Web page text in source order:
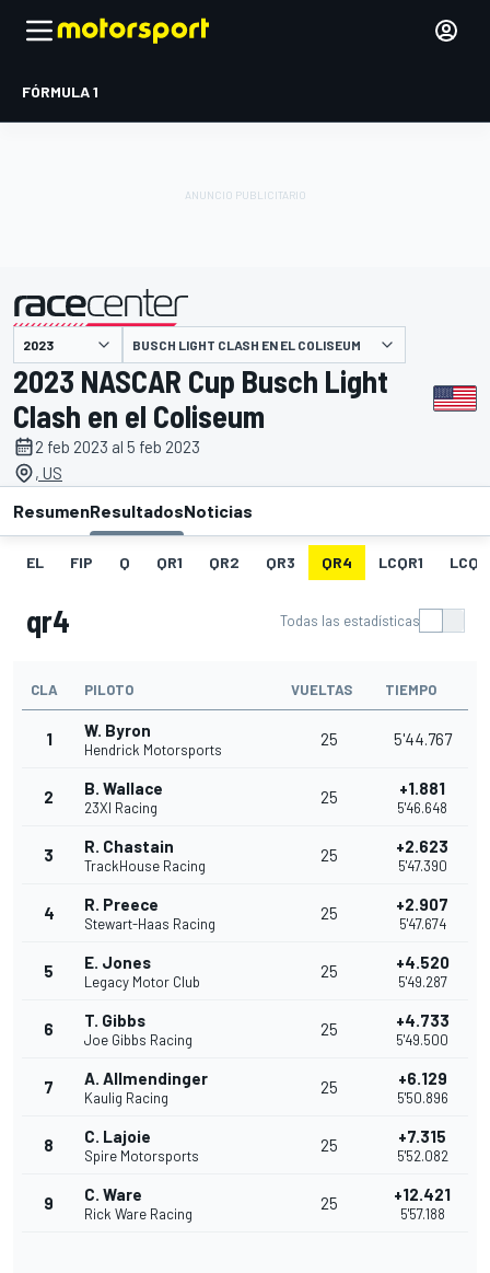
FÓRMULA 1
presentado por BUSCH LIGHT CLASH EN EL COLISEUM
2023 NASCAR Cup Busch Light
Clash en el Coliseum
2 feb 2023 al 5 feb 2023
, US
ResumenResultadosNoticias
EL FIP Q QR1 QR2 QR3 QR4 LCQR1
qr4 Todas las estadísticas
CLA PILOTO VUELTAS TIEMPO
1 W. Byron
Hendrick Motorsports
25 5'44.767
2 B. Wallace
23XI Racing
25 +1.881
5'46.648
3 R. Chastain
TrackHouse Racing
25 +2.623
5'47.390
4 R. Preece
Stewart-Haas Racing
25 +2.907
5'47.674
5 E. Jones
Legacy Motor Club
25 +4.520
5'49.287
6 T. Gibbs
Joe Gibbs Racing
25 +4.733
5'49.500
7 A. Allmendinger
Kaulig Racing
25 +6.129
5'50.896
8 C. Lajoie
Spire Motorsports
25 +7.315
5'52.082
9 C. Ware
Rick Ware Racing
25 +12.421
5'57.188